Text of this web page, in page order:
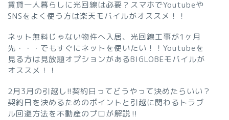
賃貸一人暮らしに光回線は必要？スマホでYoutubeや
SNSをよく使う方は楽天モバイルがオススメ！！
ネット無料じゃない物件へ入居、光回線工事が1ヶ月
先・・・でもすぐにネットを使いたい！！Youtubeを
見る方は見放題オプションがあるBIGLOBEモバイルが
オススメ！！
2月3月の引越し!!契約日ってどうやって決めたらいい？
契約日を決めるためのポイントと引越に関わるトラブ
ル回避方法を不動産のプロが解説‼︎